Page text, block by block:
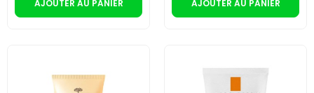
AJOUTER AU PANIER AJOUTER AU PANIER